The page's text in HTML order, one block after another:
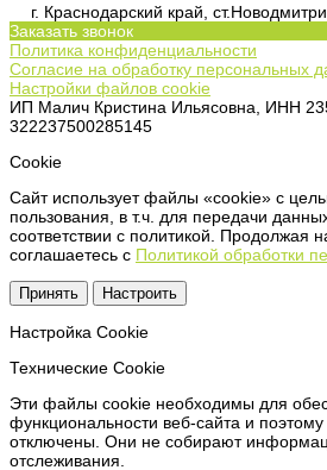
г. Краснодарский край,
Заказать звонок
Политика конфиденциальности
Согласие на обработку персональных
Настройки файлов cookie
ИП Малич Кристина Ильясовна, ИНН
322237500285145
Сookie
Сайт использует файлы «cookie» с
пользования, в т.ч. для передачи
соответствии с политикой. Продолжая
соглашаетесь с Политикой обработки
Принять Настроить
Настройка Сookie
Технические Cookie
Эти файлы cookie необходимы для
функциональности веб-сайта и
отключены. Они не собирают
отслеживания.